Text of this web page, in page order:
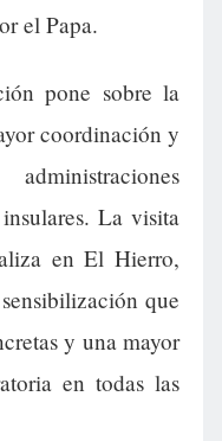
el Papa.
pone sobre la
coordinación y
La visita
en El Hierro,
que
y una mayor
en todas las